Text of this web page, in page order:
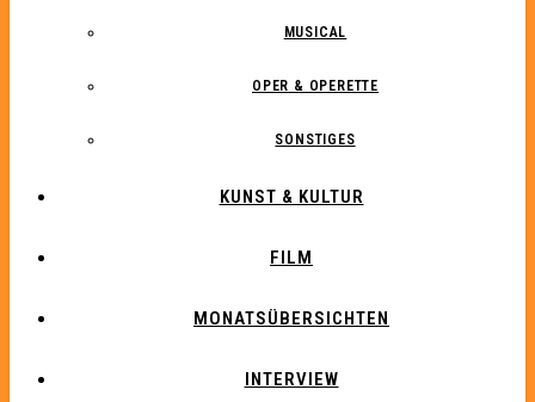
MUSICAL
OPER & OPERETTE
SONSTIGES
KUNST & KULTUR
FILM
MONATSÜBERSICHTEN
INTERVIEW